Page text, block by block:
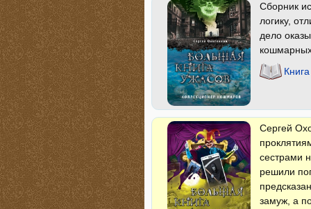
Сборник
логику,
дело
Сергей
сестрами
решили
замуж, а